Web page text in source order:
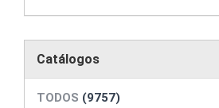
Catálogos
TODOS (9757)